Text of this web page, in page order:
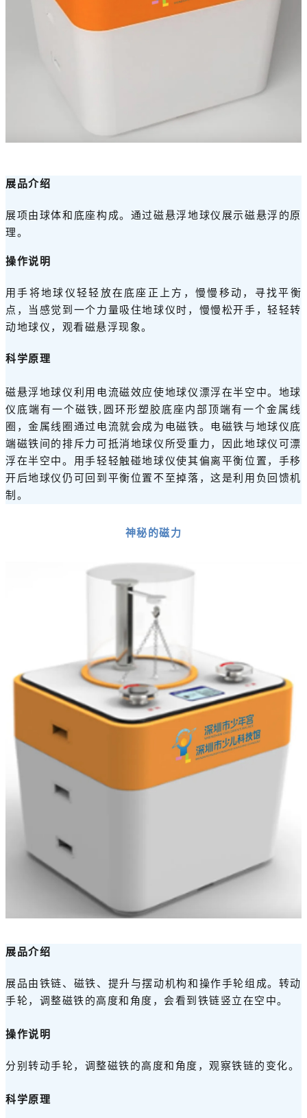
展品介绍
展项由球体和底座构成。通过磁悬浮地球仪展示磁悬浮的原
理。
操作说明
用手将地球仪轻轻放在底座正上方，慢慢移动，寻找平衡
点，当感觉到一个力量吸住地球仪时，慢慢松开手，轻轻转
动地球仪，观看磁悬浮现象。
科学原理
磁悬浮地球仪利用电流磁效应使地球仪漂浮在半空中。地球
仪底端有一个磁铁,圆环形塑胶底座内部顶端有一个金属线
圈，金属线圈通过电流就会成为电磁铁。电磁铁与地球仪底
端磁铁间的排斥力可抵消地球仪所受重力，因此地球仪可漂
浮在半空中。用手轻轻触碰地球仪使其偏离平衡位置，手移
开后地球仪仍可回到平衡位置不至掉落，这是利用负回馈机
制。
神秘的磁力
展品介绍
展品由铁链、磁铁、提升与摆动机构和操作手轮组成。转动
手轮，调整磁铁的高度和角度，会看到铁链竖立在空中。
操作说明
分别转动手轮，调整磁铁的高度和角度，观察铁链的变化。
科学原理